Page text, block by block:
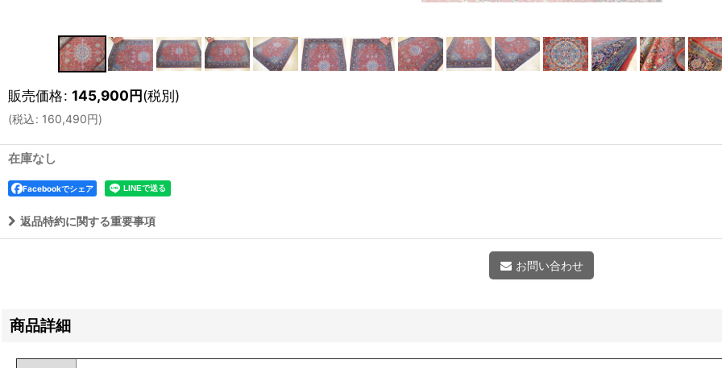
販売価格: 145,900円(税別)
(税込: 160,490円)
在庫なし
Facebookでシェア
返品特約に関する重要事項
お問い合わせ
商品詳細